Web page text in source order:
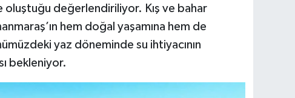
oluştuğu değerlendiriliyor. Kış ve bahar
hem doğal yaşamına hem de
yaz döneminde su ihtiyacının
bekleniyor.